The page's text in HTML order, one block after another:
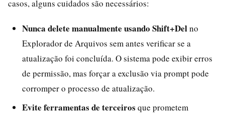
casos, alguns cuidados são necessários:
Nunca delete manualmente usando Shift+Delno
Explorador de Arquivos sem antes verificar se a
atualização foi concluída. O sistema pode exibir erros
de permissão, mas forçar a exclusão via prompt pode
corromper o processo de atualização.
Evite ferramentas de terceiros que prometem